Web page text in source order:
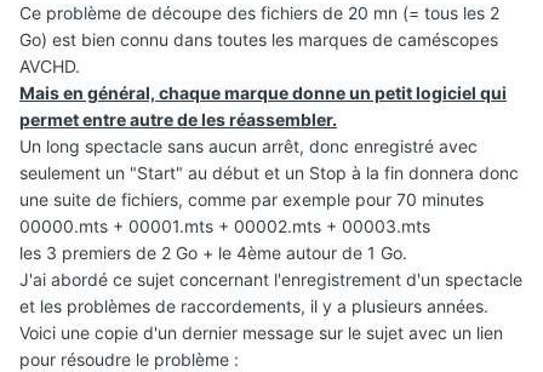
Ce problème de découpe des fichiers de 20 mn (= tous les 2
Go) est bien connu dans toutes les marques de caméscopes
AVCHD.
Mais en général, chaque marque donne un petit logiciel qui
permet entre autre de les réassembler.
Un long spectacle sans aucun arrêt, donc enregistré avec
seulement un "Start" au début et un Stop à la fin donnera donc
une suite de fichiers, comme par exemple pour 70 minutes
00000.mts + 00001.mts + 00002.mts + 00003.mts
les 3 premiers de 2 Go + le 4ème autour de 1 Go.
J'ai abordé ce sujet concernant l'enregistrement d'un spectacle
et les problèmes de raccordements, il y a plusieurs années.
Voici une copie d'un dernier message sur le sujet avec un lien
pour résoudre le problème :